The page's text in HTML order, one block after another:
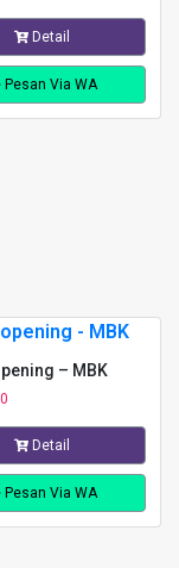
Detail
Pesan Via WA
– MBK
Detail
Pesan Via WA